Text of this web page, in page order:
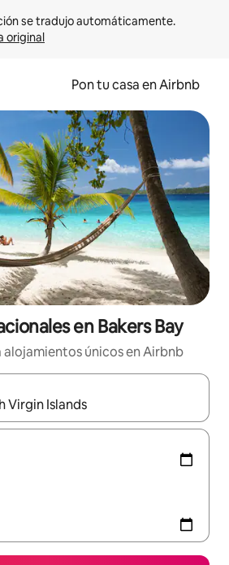
original
Pon tu casa en Airbnb
en Bakers Bay
alojamientos únicos en Airbnb
estén disponibles, navega con las